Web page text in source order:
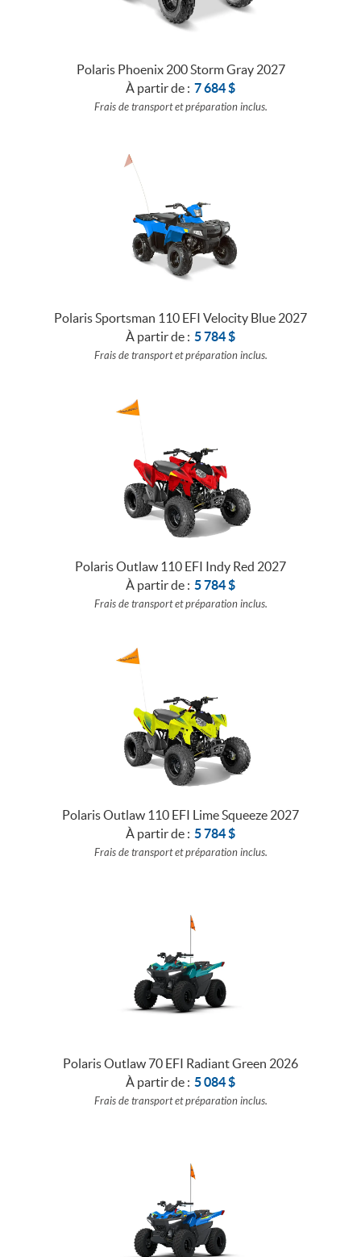
Polaris Phoenix 200 Storm Gray 2027
À partir de : 7 684$
Frais de transport et préparation inclus.
Polaris Sportsman 110 EFI Velocity Blue 2027
À partir de : 5 784$
Frais de transport et préparation inclus.
Polaris Outlaw 110 EFI Indy Red 2027
À partir de : 5 784$
Frais de transport et préparation inclus.
Polaris Outlaw 110 EFI Lime Squeeze 2027
À partir de : 5 784$
Frais de transport et préparation inclus.
Polaris Outlaw 70 EFI Radiant Green 2026
À partir de : 5 084$
Frais de transport et préparation inclus.